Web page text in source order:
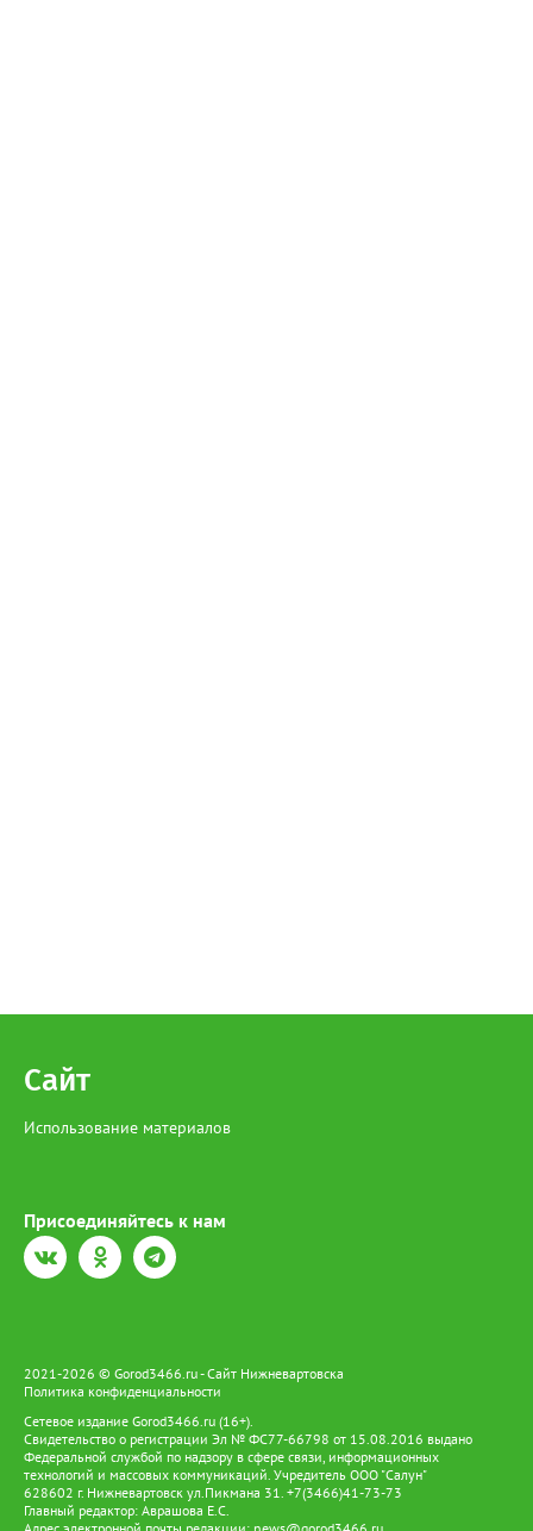
Сайт
Использование материалов
Присоединяйтесь к нам
2021-2026 © Gorod3466.ru - Сайт Нижневартовска
Политика конфиденциальности
Сетевое издание Gorod3466.ru (16+).
Свидетельство о регистрации Эл № ФС77-66798 от 15.08.2016 выдано
Федеральной службой по надзору в сфере связи, информационных
технологий и массовых коммуникаций. Учредитель ООО "Салун"
628602 г. Нижневартовск ул.Пикмана 31. +7(3466)41-73-73
Главный редактор: Аврашова Е.С.